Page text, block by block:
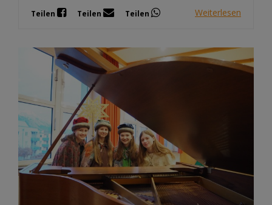
Teilen Teilen Teilen Weiterlesen